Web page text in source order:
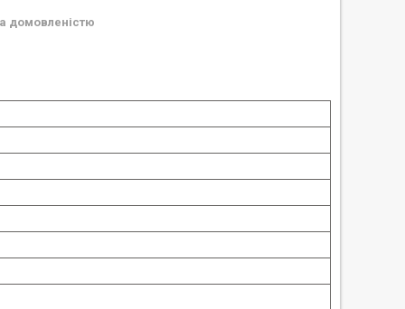
домовленістю